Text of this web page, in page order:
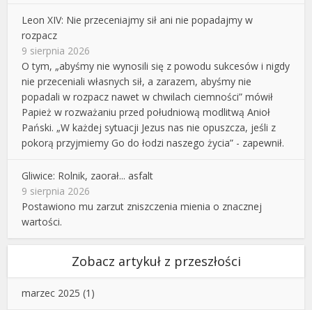
Leon XIV: Nie przeceniajmy sił ani nie popadajmy w
rozpacz
9 sierpnia 2026
O tym, „abyśmy nie wynosili się z powodu sukcesów i nigdy
nie przeceniali własnych sił, a zarazem, abyśmy nie
popadali w rozpacz nawet w chwilach ciemności” mówił
Papież w rozważaniu przed południową modlitwą Anioł
Pański. „W każdej sytuacji Jezus nas nie opuszcza, jeśli z
pokorą przyjmiemy Go do łodzi naszego życia” - zapewnił.
Gliwice: Rolnik, zaorał... asfalt
9 sierpnia 2026
Postawiono mu zarzut zniszczenia mienia o znacznej
wartości.
Zobacz artykuł z przeszłości
marzec 2025 (1)